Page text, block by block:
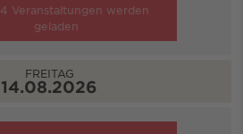
4 Veranstaltungen werden
geladen
FREITAG
14.08.2026